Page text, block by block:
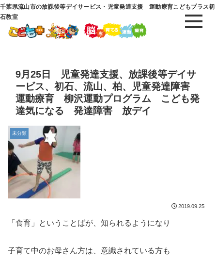
千葉県流山市の放課後等デイサービス・児童発達支援 運動療育こどもプラス初
石教室
9月25日 児童発達支援、放課後等デイサ
ービス、初石、流山、柏、児童発達障害
運動療育 柳沢運動プログラム こども発
達気になる 発達障害 放デイ
未分類
2019.09.25
「食育」ということばが、知られるようになり
子育て中のお母さん方は、意識されている方も